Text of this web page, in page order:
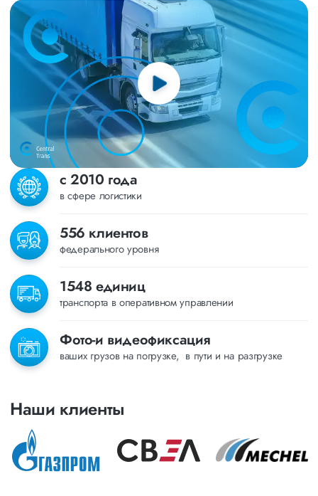
с 2010 года
в сфере логистики
556 клиентов
федерального уровня
1548 единиц
транспорта в оперативном управлении
Фото-и видеофиксация
ваших грузов на погрузке, в пути и на разгрузке
Наши клиенты